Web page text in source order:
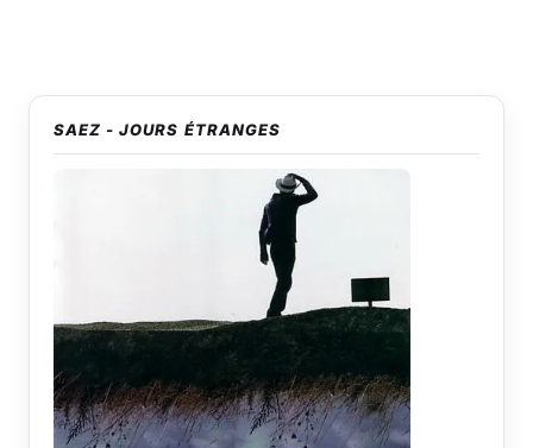
SAEZ - JOURS ÉTRANGES